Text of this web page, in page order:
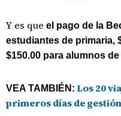
Y es que el pago de la
estudiantes de primaria,
$150.00 para alumnos
VEA TAMBIÉN: Los 20
primeros días de gestión